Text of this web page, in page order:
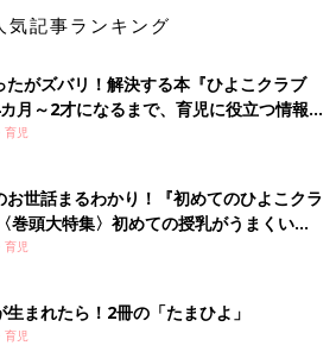
で頑張れば飼えない事もないのですが、
えません。それにポニーって意外と気
いく動物が！
し。肩に乗せて歩いてみたいです」
サリなどの貝類です。活きのいい貝は、
。砂抜き中は、いつも萌えマス。新鮮な
どね」
！砂を吐く姿は見てると癒されるのかも
気記事ランキング
たがズバリ！解決する本『ひよこクラブ
月～2才になるまで、育児に役立つ情報が
育児
お世話まるわかり！『初めてのひよこクラ
巻頭大特集〉初めての授乳がうまくい
い・ミルクの基本と夏のトラブル 解決テ
育児
まれたら！2冊の「たまひよ」
育児